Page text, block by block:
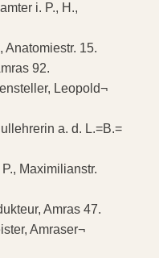
i. P., H.,
Anatomiestr. 15.
92.
Leopold¬
a. d. L.=B.=
Maximilianstr.
Amras 47.
Amraser¬